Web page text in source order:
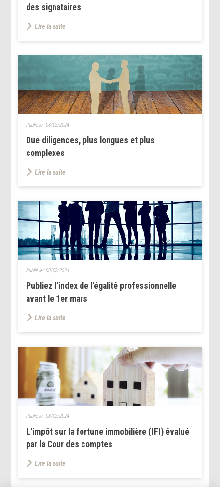
des signataires
Lire la suite
Due diligences, plus longues et plus
complexes
Publié le :08/02/2024
Lire la suite
Publiez l'index de l'égalité professionnelle
avant le 1er mars
Publié le :08/02/2024
Lire la suite
L'impôt sur la fortune immobilière (IFI) évalué
par la Cour des comptes
Publié le :08/02/2024
Lire la suite